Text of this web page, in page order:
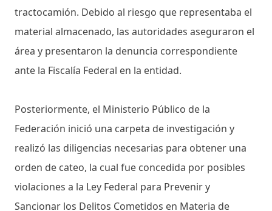
tractocamión. Debido al riesgo que representaba el
material almacenado, las autoridades aseguraron el
área y presentaron la denuncia correspondiente
ante la Fiscalía Federal en la entidad.
Posteriormente, el Ministerio Público de la
Federación inició una carpeta de investigación y
realizó las diligencias necesarias para obtener una
orden de cateo, la cual fue concedida por posibles
violaciones a la Ley Federal para Prevenir y
Sancionar los Delitos Cometidos en Materia de